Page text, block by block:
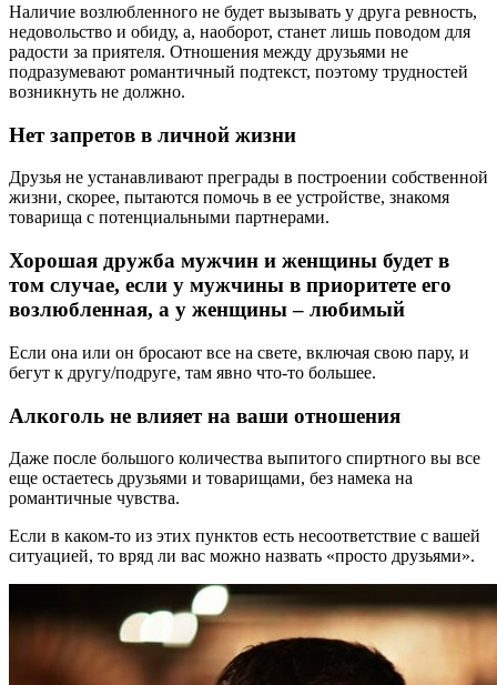
Наличие возлюбленного не будет вызывать у друга ревность,
недовольство и обиду, а, наоборот, станет лишь поводом для
радости за приятеля. Отношения между друзьями не
подразумевают романтичный подтекст, поэтому трудностей
возникнуть не должно.
Нет запретов в личной жизни
Друзья не устанавливают преграды в построении собственной
жизни, скорее, пытаются помочь в ее устройстве, знакомя
товарища с потенциальными партнерами.
Хорошая дружба мужчин и женщины будет в
том случае, если у мужчины в приоритете его
возлюбленная, а у женщины – любимый
Если она или он бросают все на свете, включая свою пару, и
бегут к другу/подруге, там явно что-то большее.
Алкоголь не влияет на ваши отношения
Даже после большого количества выпитого спиртного вы все
еще остаетесь друзьями и товарищами, без намека на
романтичные чувства.
Если в каком-то из этих пунктов есть несоответствие с вашей
ситуацией, то вряд ли вас можно назвать «просто друзьями».